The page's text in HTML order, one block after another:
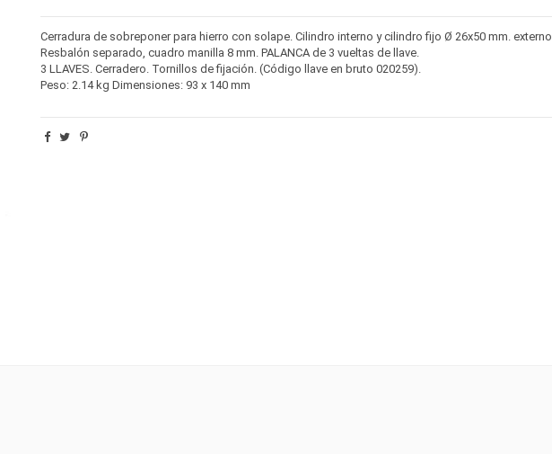
Cerradura de sobreponer para hierro con solape. Cilindro interno y cilindro fijo Ø 26x50 mm. externo.
Resbalón separado, cuadro manilla 8 mm. PALANCA de 3 vueltas de llave.
3 LLAVES. Cerradero. Tornillos de fijación. (Código llave en bruto 020259).
Peso: 2.14 kg Dimensiones: 93 x 140 mm